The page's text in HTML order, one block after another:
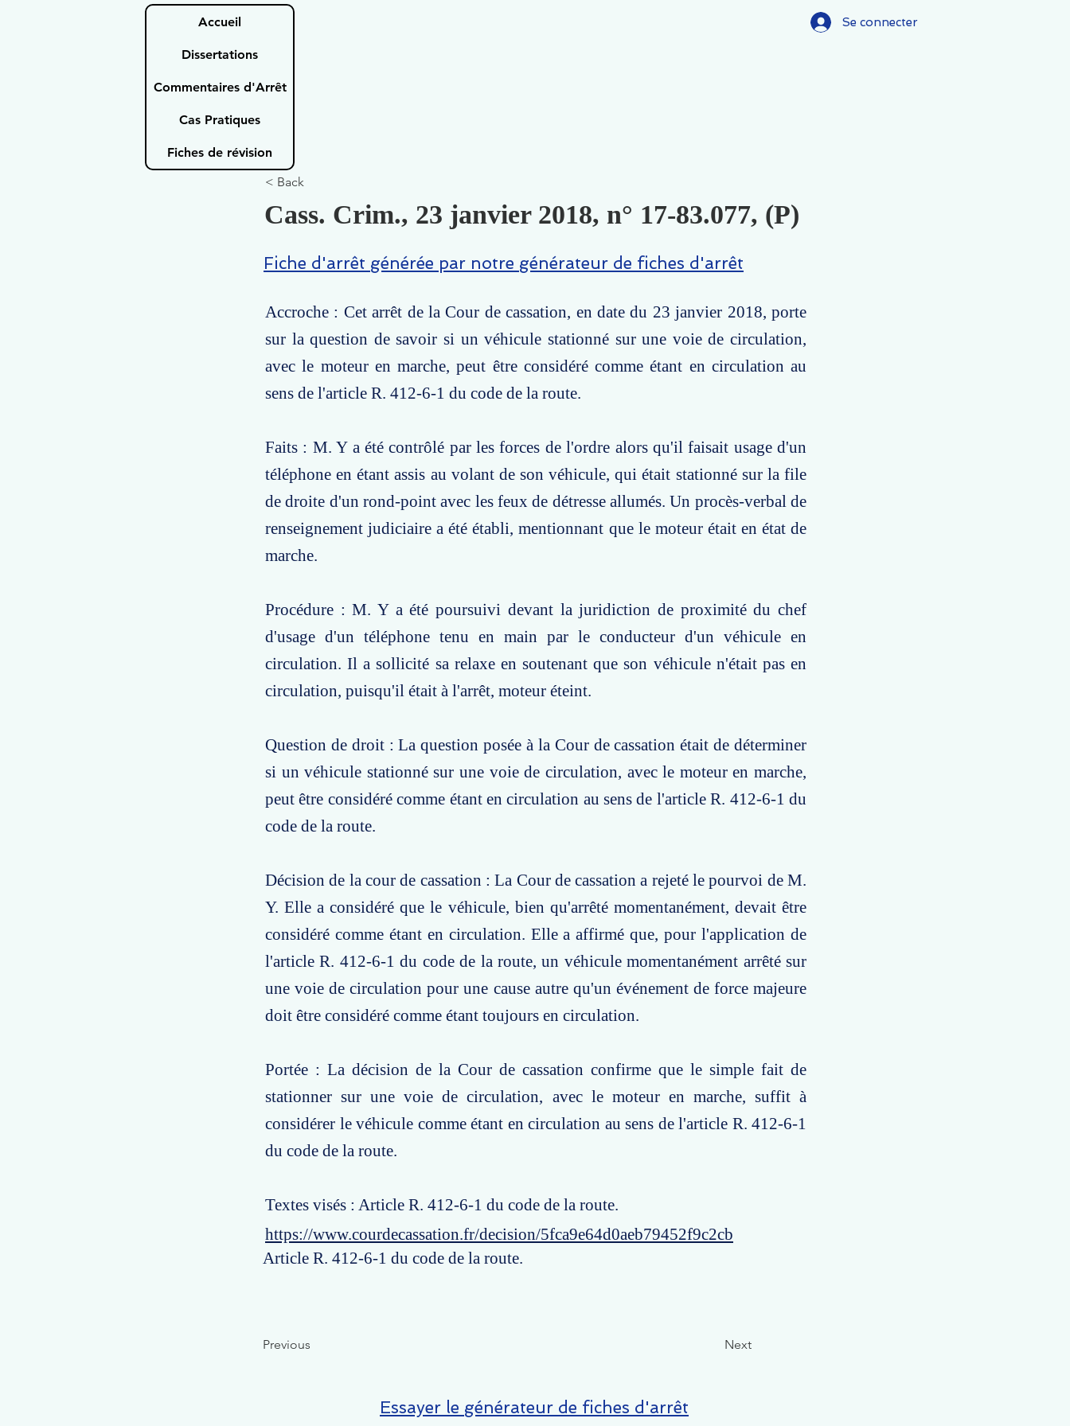
Accueil
Dissertations
Commentaires d'Arrêt
Cas Pratiques
Fiches de révision
Se connecter
< Back
Cass. Crim., 23 janvier 2018, n° 17-83.077, (P)
Fiche d'arrêt générée par notre générateur de fiches d'arrêt
Accroche : Cet arrêt de la Cour de cassation, en date du 23 janvier 2018, porte
sur la question de savoir si un véhicule stationné sur une voie de circulation,
avec le moteur en marche, peut être considéré comme étant en circulation au
sens de l'article R. 412-6-1 du code de la route.
Faits : M. Y a été contrôlé par les forces de l'ordre alors qu'il faisait usage d'un
téléphone en étant assis au volant de son véhicule, qui était stationné sur la file
de droite d'un rond-point avec les feux de détresse allumés. Un procès-verbal de
renseignement judiciaire a été établi, mentionnant que le moteur était en état de
marche.
Procédure : M. Y a été poursuivi devant la juridiction de proximité du chef
d'usage d'un téléphone tenu en main par le conducteur d'un véhicule en
circulation. Il a sollicité sa relaxe en soutenant que son véhicule n'était pas en
circulation, puisqu'il était à l'arrêt, moteur éteint.
Question de droit : La question posée à la Cour de cassation était de déterminer
si un véhicule stationné sur une voie de circulation, avec le moteur en marche,
peut être considéré comme étant en circulation au sens de l'article R. 412-6-1 du
code de la route.
Décision de la cour de cassation : La Cour de cassation a rejeté le pourvoi de M.
Y. Elle a considéré que le véhicule, bien qu'arrêté momentanément, devait être
considéré comme étant en circulation. Elle a affirmé que, pour l'application de
l'article R. 412-6-1 du code de la route, un véhicule momentanément arrêté sur
une voie de circulation pour une cause autre qu'un événement de force majeure
doit être considéré comme étant toujours en circulation.
Portée : La décision de la Cour de cassation confirme que le simple fait de
stationner sur une voie de circulation, avec le moteur en marche, suffit à
considérer le véhicule comme étant en circulation au sens de l'article R. 412-6-1
du code de la route.
Textes visés : Article R. 412-6-1 du code de la route.
https://www.courdecassation.fr/decision/5fca9e64d0aeb79452f9c2cb
Article R. 412-6-1 du code de la route.
Previous Next
Essayer le générateur de fiches d'arrêt